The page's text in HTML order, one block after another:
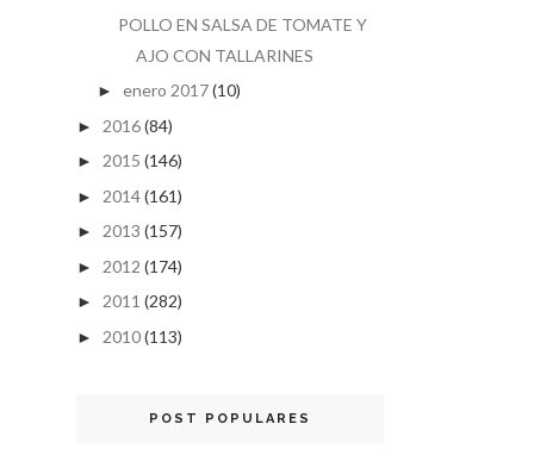
POLLO EN SALSA DE TOMATE Y
AJO CON TALLARINES
► enero 2017(10)
► 2016(84)
► 2015 (146)
► 2014(161)
► 2013 (157)
► 2012 (174)
► 2011 (282)
► 2010(113)
POST POPULARES